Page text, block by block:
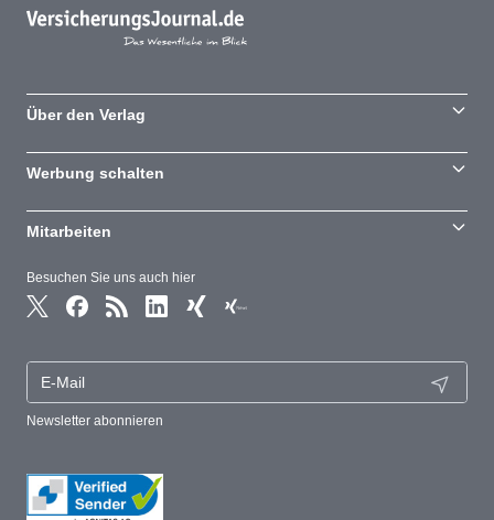
Besuchen Sie uns auch hier
Newsletter abonnieren
Über den Verlag
Werbung schalten
Mitarbeiten